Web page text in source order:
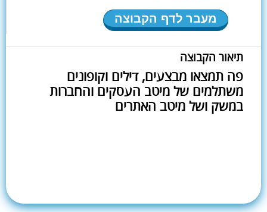
מעבר לדף הקבוצה
תיאור הקבוצה
פה תמצאו מבצעים, דילים וקופונים
משתלמים של מיטב העסקים והחברות
במשק ושל מיטב האתרים